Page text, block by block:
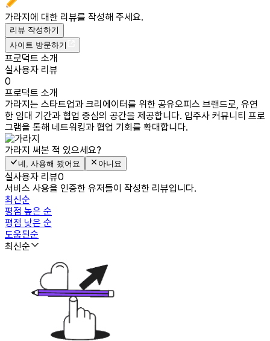
가라지에 대한 리뷰를 작성해 주세요.
리뷰 작성하기
사이트 방문하기
프로덕트 소개
실사용자 리뷰
0
프로덕트 소개
가라지는 스타트업과 크리에이터를 위한 공유오피스 브랜드로, 유연
한 임대 기간과 협업 중심의 공간을 제공합니다. 입주사 커뮤니티 프로
그램을 통해 네트워킹과 협업 기회를 확대합니다.
가라지 써본 적 있으세요?
네, 사용해 봤어요 아니요
실사용자 리뷰0
서비스 사용을 인증한 유저들이 작성한 리뷰입니다.
최신순
평점 높은 순
평점 낮은 순
도움된순
최신순